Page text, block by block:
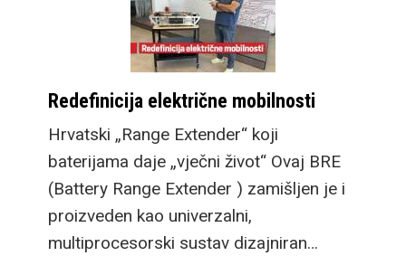
Redefinicija električne mobilnosti
Hrvatski „Range Extender“ koji
baterijama daje „vječni život“ Ovaj BRE
(Battery Range Extender ) zamišljen je i
proizveden kao univerzalni,
multiprocesorski sustav dizajniran…